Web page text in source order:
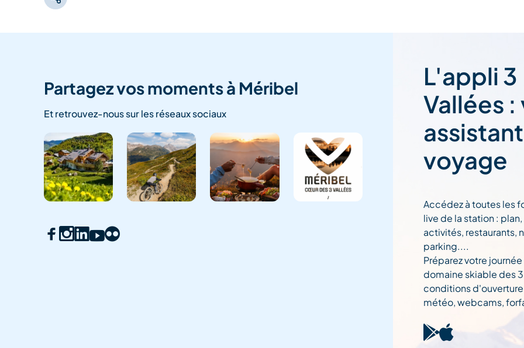
Partagez vos moments à Méribel
Et retrouvez-nous sur les réseaux sociaux
L'appli 3
Vallées
voyage
Accédez à toutes les
live de la station :
activités, restaurants,
parking....
Préparez votre
domaine skiable des 3
conditions
météo, webcams,